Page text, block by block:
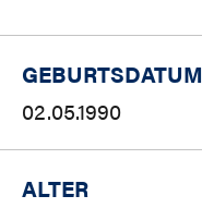
GEBURTSDATUM
02.05.1990
ALTER